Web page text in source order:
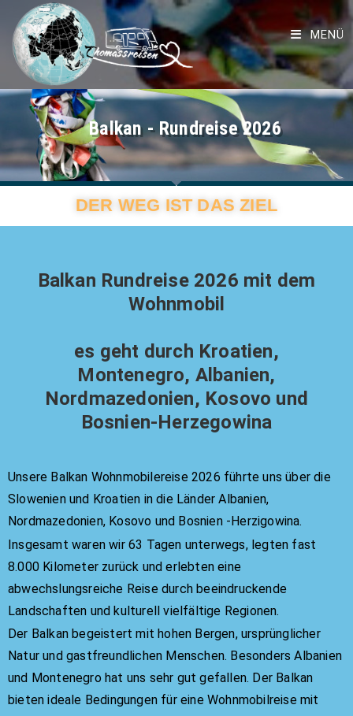
MENÜ
Balkan - Rundreise 2026
DER WEG IST DAS ZIEL
Balkan Rundreise 2026 mit dem
Wohnmobil
es geht durch Kroatien,
Montenegro, Albanien,
Nordmazedonien, Kosovo und
Bosnien-Herzegowina
Unsere Balkan Wohnmobilereise 2026 führte uns über die
Slowenien und Kroatien in die Länder Albanien,
Nordmazedonien, Kosovo und Bosnien -Herzigowina.
Insgesamt waren wir 63 Tagen unterwegs, legten fast
8.000 Kilometer zurück und erlebten eine
abwechslungsreiche Reise durch beeindruckende
Landschaften und kulturell vielfältige Regionen.
Der Balkan begeistert mit hohen Bergen, ursprünglicher
Natur und gastfreundlichen Menschen. Besonders Albanien
und Montenegro hat uns sehr gut gefallen. Der Balkan
bieten ideale Bedingungen für eine Wohnmobilreise mit